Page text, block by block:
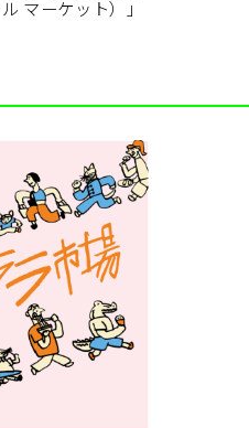
マーケット）」